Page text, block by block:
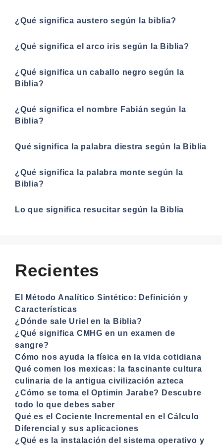
¿Qué significa austero según la biblia?
¿Qué significa el arco iris según la Biblia?
¿Qué significa un caballo negro según la
Biblia?
¿Qué significa el nombre Fabián según la
Biblia?
Qué significa la palabra diestra según la Biblia
¿Qué significa la palabra monte según la
Biblia?
Lo que significa resucitar según la Biblia
Recientes
El Método Analítico Sintético: Definición y
Características
¿Dónde sale Uriel en la Biblia?
¿Qué significa CMHG en un examen de
sangre?
Cómo nos ayuda la física en la vida cotidiana
Qué comen los mexicas: la fascinante cultura
culinaria de la antigua civilización azteca
¿Cómo se toma el Optimin Jarabe? Descubre
todo lo que debes saber
Qué es el Cociente Incremental en el Cálculo
Diferencial y sus aplicaciones
¿Qué es la instalación del sistema operativo y